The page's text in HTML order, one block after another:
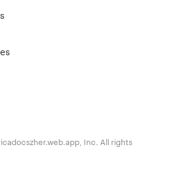
Inc. All rights